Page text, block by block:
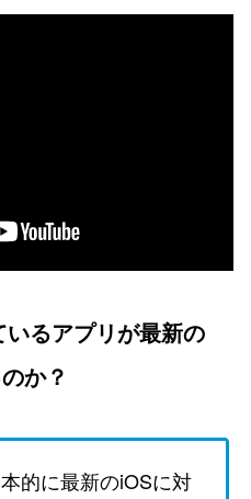
るアプリが最新の
か？
的に最新のiOSに対